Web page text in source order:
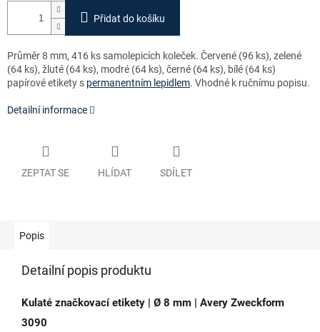
Přidat do košíku
Průměr 8 mm, 416 ks samolepicích koleček. Červené (96 ks), zelené
(64 ks), žluté (64 ks), modré (64 ks), černé (64 ks), bílé (64 ks)
papírové etikety s permanentním lepidlem. Vhodné k ručnímu popisu.
Detailní informace
ZEPTAT SE HLÍDAT SDÍLET
Popis
Detailní popis produktu
Kulaté značkovací etikety | Ø 8 mm | Avery Zweckform
3090